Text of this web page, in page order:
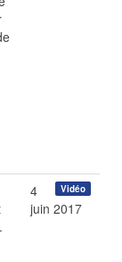
Vidéo
4
juin 2017